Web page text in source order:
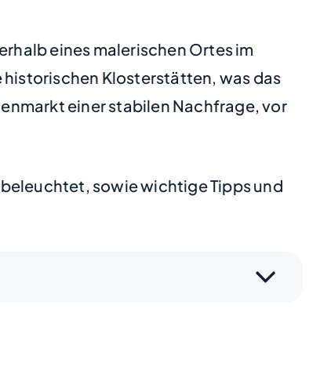
eines malerischen Ortes im
historischen Klosterstätten, was das
einer stabilen Nachfrage, vor
sowie wichtige Tipps und